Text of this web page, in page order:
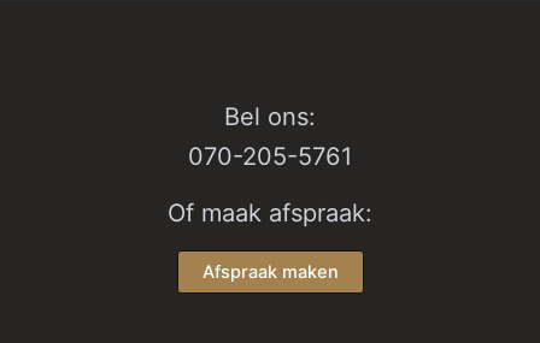
Bel ons:
070-205-5761
Of maak afspraak:
Afspraak maken